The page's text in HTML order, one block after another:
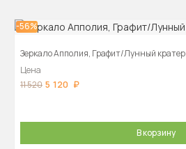
-56%
Зеркало Апполия, Графит/Лунный кратер
Цена
11 520 5 120
В корзину